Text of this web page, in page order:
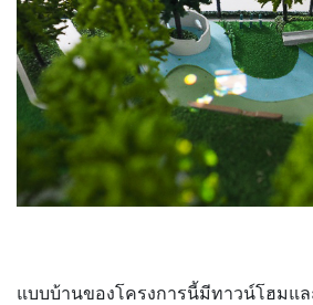
แบบบ้านของโครงการนี้มีทาวน์โฮมแ